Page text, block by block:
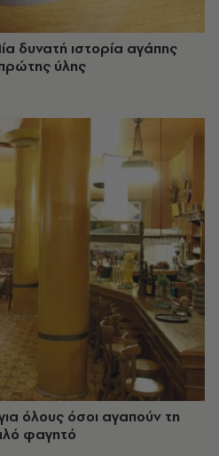
δυνατή ιστορία αγάπης
ύλης
όλους όσοι αγαπούν τη
φαγητό